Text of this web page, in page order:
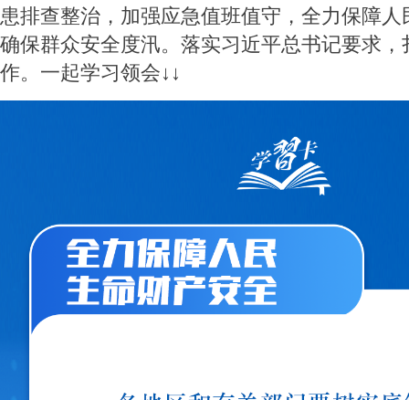
患排查整治，加强应急值班值守，全力保障
确保群众安全度汛。落实习近平总书记要求，
作。一起学习领会↓↓